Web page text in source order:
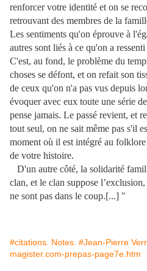
renforcer votre identité et on se
retrouvant des membres de la
Les sentiments qu'on éprouve à
autres sont liés à ce qu'on a
C'est, au fond, le problème du
choses se défont, et on refait son
de ceux qu'on n'a pas vus depuis
évoquer avec eux toute une série
pense jamais. Le passé revient, et
tout seul, on ne sait même pas s'il
moment où il est intégré au
de votre histoire.
D'un autre côté, la solidarité
clan, et le clan suppose
ne sont pas dans le coup.[...] "
#citations. Notes. #Jean-Pierre
magister.com-prepas-page7e.htm